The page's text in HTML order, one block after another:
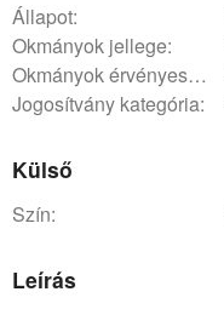
állapot:
okmányok jellege:
okmányok érvényessége:
Jogosítvány kategória:
Külső
szín:
Leírás